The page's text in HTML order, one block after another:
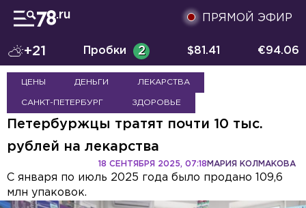
ПРЯМОЙ ЭФИР
+21 Пробки 2 $81.41 €94.06
ЦЕНЫ ДЕНЬГИ ЛЕКАРСТВА
САНКТ-ПЕТЕРБУРГ ЗДОРОВЬЕ
Петербуржцы тратят почти 10 тыс.
рублей на лекарства
МАРИЯ КОЛМАКОВА
18 СЕНТЯБРЯ 2025, 07:18
С января по июль 2025 года было продано 109,6
млн упаковок.